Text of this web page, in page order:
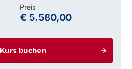
Kurs buchen
Preis
€ 5.580,00